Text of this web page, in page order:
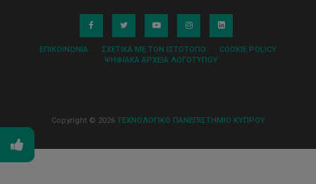
ΕΠΙΚΟΙΝΩΝΊΑ ΣΧΕΤΙΚΆ ΜΕ ΤΟΝ ΙΣΤΌΤΟΠΟ
COOKIE POLICY
ΨΗΦΙΑΚΆ ΑΡΧΕΊΑ ΛΟΓΌΤΥΠΟΥ
Copyright © 2026 ΤΕΧΝΟΛΟΓΙΚΟ ΠΑΝΕΠΙΣΤΗΜΙΟ ΚΥΠΡΟΥ